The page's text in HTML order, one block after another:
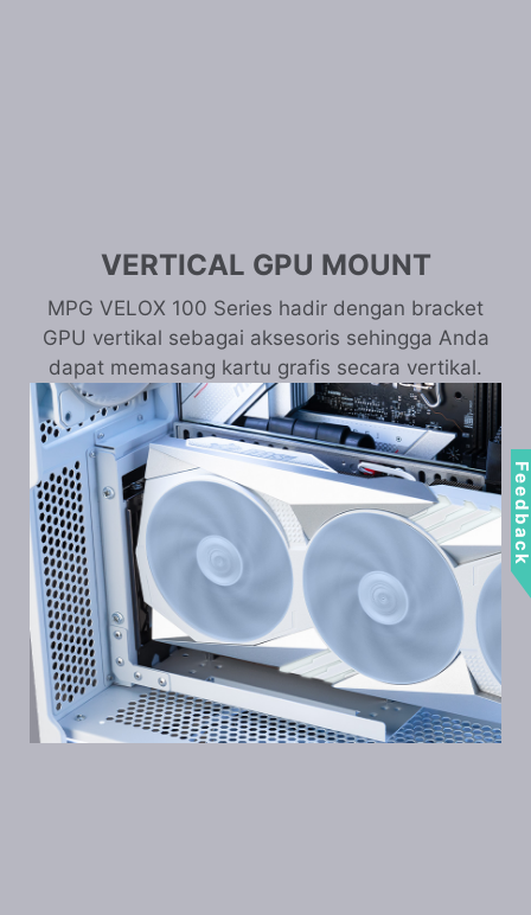
VERTICAL GPU MOUNT
MPG VELOX 100 Series hadir dengan bracket
GPU vertikal sebagai aksesoris sehingga Anda
dapat memasang kartu grafis secara vertikal.